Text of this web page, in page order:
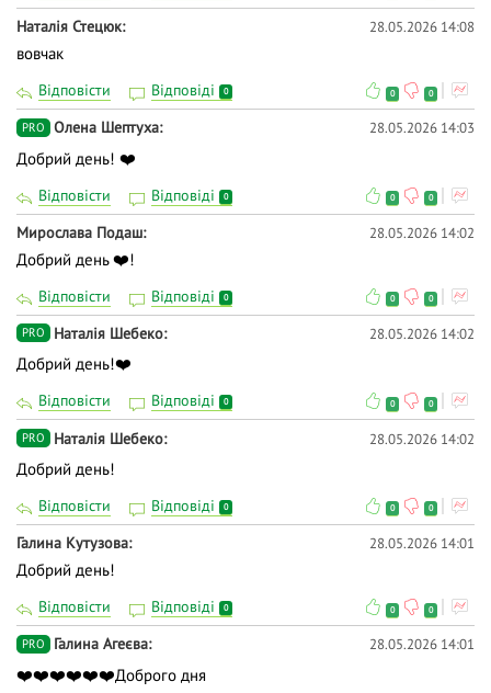
Наталія Стецюк 28.05.2026 14:08
вовчак
Відповісти Відповіді 0 0 0
PRO Олена Шептуха 28.05.2026 14:03
Добрий день! ❤️
Відповісти Відповіді 0 0 0
Мирослава Подаш 28.05.2026 14:02
Добрий день ❤️!
Відповісти Відповіді 0 0 0
PRO Наталія Шебеко 28.05.2026 14:02
Добрий день!❤️
Відповісти Відповіді 0 0 0
PRO Наталія Шебеко 28.05.2026 14:02
Добрий день!
Відповісти Відповіді 0 0 0
Галина Кутузова 28.05.2026 14:01
Добрий день!
Відповісти Відповіді 0 0 0
PRO Галина Агеєва 28.05.2026 14:01
❤️❤️❤️❤️❤️❤️Доброго дня